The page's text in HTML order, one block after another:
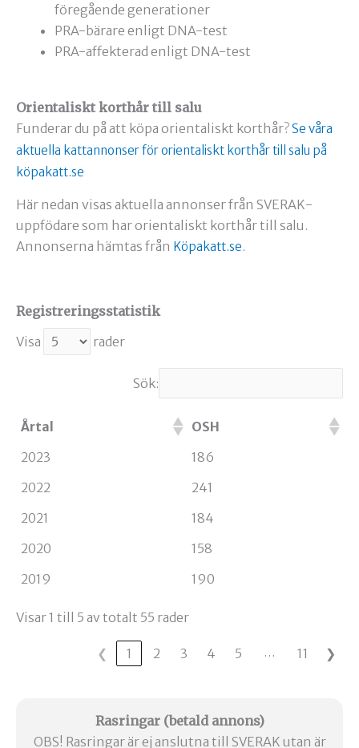
föregående generationer
PRA-bärare enligt DNA-test
PRA-affekterad enligt DNA-test
Orientaliskt korthår till salu
Funderar du på att köpa orientaliskt korthår?Se våra
aktuella kattannonser för orientaliskt korthår till salu på
köpakatt.se
Här nedan visas aktuella annonser från SVERAK-
uppfödare som har orientaliskt korthår till salu.
Annonserna hämtas från Köpakatt.se.
Registreringsstatistik
Visa
rader
Sök:
Årtal
OSH
2023
186
2022
241
2021
184
2020
158
2019
190
Visar 1 till 5 av totalt 55 rader
❮ 1 2 3 4 5 … 11 ❯
Rasringar (betald annons)
OBS! Rasringar är ej anslutna till SVERAK utan är